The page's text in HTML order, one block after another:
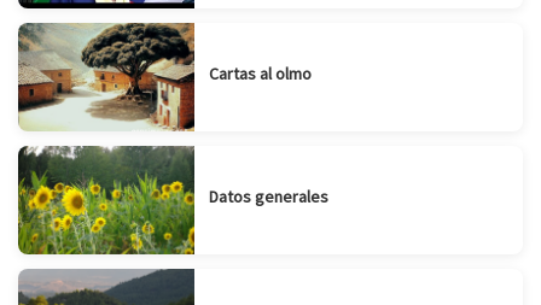
Cartas al olmo
Datos generales